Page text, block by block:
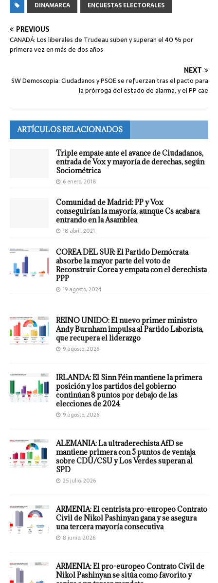
DINAMARCA ENCUESTAS ELECTORALES
PREVIOUS
CANADÁ: Los liberales de Trudeau suben y superan el 40 % por
primera vez en más de dos años
NEXT
SW Demoscopia: Ciudadanos y PSOE se refuerzan tras el pacto para
la prórroga del estado de alarma, y el PP cae
ARTÍCULOS RELACIONADOS
Triple empate ante el avance de Ciudadanos,
entrada de Vox y mayoría de derechas, según
Sociométrica
6 enero, 2018
Comunidad de Madrid: PP y Vox
conseguirían la mayoría, aunque Cs acabara
entrando en la Asamblea
18 abril, 2021
COREA DEL SUR: El Partido Demócrata
absorbe la mayor parte del voto de
Reconstruir Corea y empata con el derechista
PPP
19 agosto, 2024
REINO UNIDO: El nuevo primer ministro
Andy Burnham impulsa al Partido Laborista,
que recupera el liderazgo
9 agosto, 2026
IRLANDA: El Sinn Féin mantiene la primera
posición y los partidos del gobierno
continúan 8 puntos por debajo de las
elecciones de 2024
9 agosto, 2026
ALEMANIA: La ultraderechista AfD se
mantiene primera con 5 puntos de ventaja
sobre CDU/CSU y Los Verdes superan al
SPD
25 julio, 2026
ARMENIA: El centrista pro-europeo Contrato
Civil de Nikol Pashinyan gana y se asegura
una tercera mayoría consecutiva
8 junio, 2026
ARMENIA: El pro-europeo Contrato Civil de
Nikol Pashinyan se sitúa como favorito y